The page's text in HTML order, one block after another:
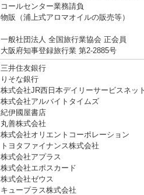
コールセンター業務請負
物販（浦上式アロマオイルの販売等）
一般社団法人 全国旅行業協会 正会員
大阪府知事登録旅行業 第2-2885号
三井住友銀行
りそな銀行
株式会社JR西日本デイリーサービスネット
株式会社アルバイトタイムズ
紀伊國屋書店
丸善株式会社
株式会社オリエントコーポレーション
トヨタファイナンス株式会社
株式会社アプラス
株式会社エポスカード
株式会社ゼウス
キュープラス株式会社